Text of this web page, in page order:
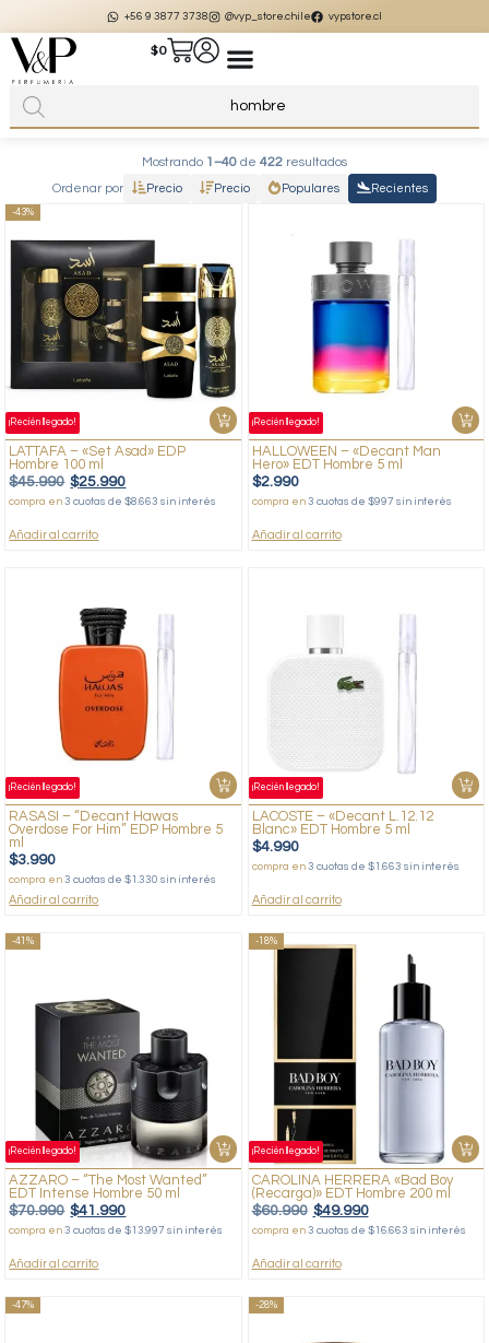
+56 9 3877 3738 @vyp_store.chile vypstore.cl
$0
Mostrando 1–40 de 422 resultados
Ordenar por
Precio Precio Populares Recientes
-43%
¡Recién llegado!
LATTAFA – «Set Asad» EDP
Hombre 100 ml
$45.990 $25.990
compra en3 cuotas de $8.663 sin interés
Añadir al carrito
¡Recién llegado!
HALLOWEEN – «Decant Man
Hero» EDT Hombre 5 ml
$2.990
compra en 3 cuotas de $997 sin interés
Añadir al carrito
¡Recién llegado!
RASASI – “Decant Hawas
Overdose For Him” EDP Hombre 5
ml
$3.990
compra en3 cuotas de $1.330 sin interés
Añadir al carrito
¡Recién llegado!
LACOSTE – «Decant L.12.12
Blanc» EDT Hombre 5 ml
$4.990
compra en 3 cuotas de $1.663 sin interés
Añadir al carrito
-41%
¡Recién llegado!
AZZARO – “The Most Wanted”
EDT Intense Hombre 50 ml
$70.990 $41.990
compra en3 cuotas de $13.997 sin interés
Añadir al carrito
-18%
¡Recién llegado!
CAROLINA HERRERA «Bad Boy
(Recarga)» EDT Hombre 200 ml
$60.990 $49.990
compra en 3 cuotas de $16.663 sin interés
Añadir al carrito
-47% -28%